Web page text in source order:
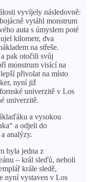
vyvíjely následovně:
vytáhl monstrum
auta s úmyslem poté
kilometr, dva
na střeše.
pak otočili svůj
monstrum visící na
přivolat na místo
nyní již
univerzitě v Los
univerzitě.
a vysokou
a odjeli do
analýzy.
byla jedna z
– král sleďů, neboli
krále sledě,
nyní vystaven v Los